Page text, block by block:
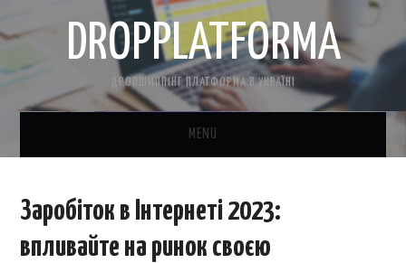
DROPPLATFORMA
ДРОПШИППІНГ ПЛАТФОРМА В УКРАЇНІ
MENU
КОНТАКТНА ІНФОРМАЦІЯ
Заробіток в Інтернеті 2023:
впливайте на ринок своєю